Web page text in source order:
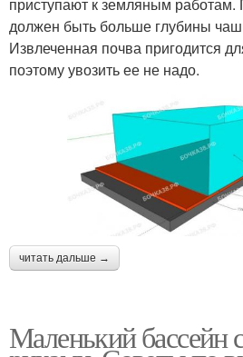
приступают к земляным работам.
должен быть больше глубины
Извлеченная почва пригодится
поэтому увозить ее не надо.
читать дальше →
Маленький бассейн